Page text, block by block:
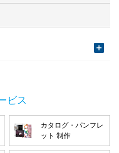
カタログ・パンフレ
ット 制作